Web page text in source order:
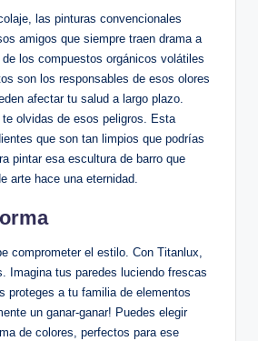
las pinturas convencionales
amigos que siempre traen drama a
los compuestos orgánicos volátiles
son los responsables de esos olores
afectar tu salud a largo plazo.
te olvidas de esos peligros. Esta
que son tan limpios que podrías
pintar esa escultura de barro que
arte hace una eternidad.
comprometer el estilo. Con Titanlux,
Imagina tus paredes luciendo frescas
proteges a tu familia de elementos
un ganar-ganar! Puedes elegir
de colores, perfectos para ese